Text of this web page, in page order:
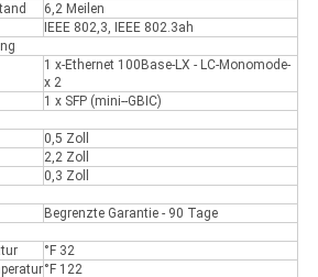
6,2 Meilen
IEEE 802,3, IEEE 802.3ah
1 x-Ethernet 100Base-LX - LC-Monomode-
x 2
1 x SFP (mini--GBIC)
0,5 Zoll
2,2 Zoll
0,3 Zoll
Begrenzte Garantie - 90 Tage
°F 32
°F 122